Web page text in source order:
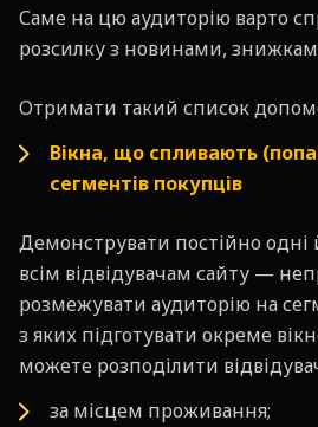
Саме на цю аудиторію варто
розсилку з новинами,
Отримати такий список
Вікна, що спливають
сегментів покупців
Демонструвати постійно одні
всім відвідувачам сайту —
розмежувати аудиторію на
з яких підготувати окреме
можете розподілити
за місцем проживання;